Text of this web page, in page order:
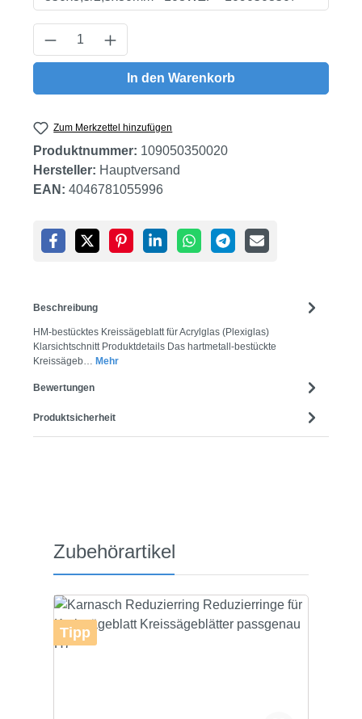
Produkt Anzahl: Gib den gewünschten
In den Warenkorb
Zum Merkzettel hinzufügen
Produktnummer: 109050350020
Hersteller: Hauptversand
EAN: 4046781055996
Beschreibung
HM-bestücktes Kreissägeblatt für Acrylglas (Plexiglas)
Klarsichtschnitt Produktdetails Das hartmetall-bestückte
Kreissägeb… Mehr
Bewertungen
Produktsicherheit
Produktgalerie überspringen
Zubehörartikel
Tipp